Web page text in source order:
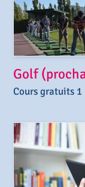
Golf
Cours gratuits